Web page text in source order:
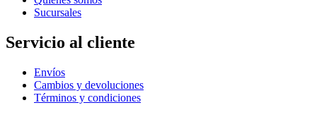
Sucursales
Servicio al cliente
Envíos
Cambios y devoluciones
Términos y condiciones